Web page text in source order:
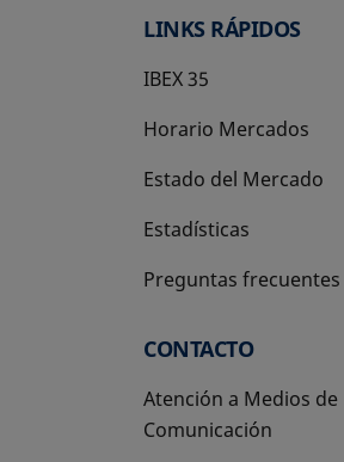
LINKS RÁPIDOS
IBEX 35
Horario Mercados
Estado del Mercado
Estadísticas
Preguntas frecuentes
CONTACTO
Atención a Medios de
Comunicación